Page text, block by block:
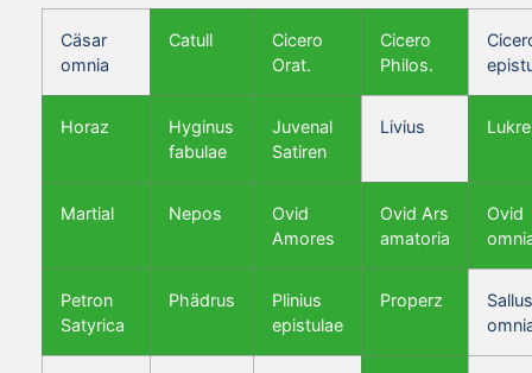
Cäsar
omnia
Catull
Cicero
Orat.
Cicero
Philos.
Horaz
Hyginus
fabulae
Juvenal
Satiren
Livius
Martial Nepos
Ovid
Amores
Ovid Ars
amatoria
Ovid
Petron
Satyrica
Phädrus
Plinius
epistulae
Properz